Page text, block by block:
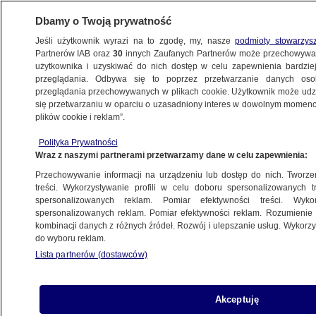
ŚWIAT
o "najważniejszym wniosku"
Oprac.Kamila Grenczyn
20.05.2026, 20:09
Posłuchaj artykułu
Czyta lektor AI
Dbamy o Twoją prywatność
Jeśli użytkownik wyrazi na to zgodę, my, naszepodmioty
Partnerów IAB oraz30 innych Zaufanych Partnerów może
użytkownika i uzyskiwać do nich dostęp w celu zapewnienia
przeglądania. Odbywa się to poprzez przetwarzanie danych
przeglądania przechowywanych w plikach cookie. Użytkownik może
się przetwarzaniu w oparciu o uzasadniony interes w dowolnym
plików cookie i reklam”.
Polityka Prywatności
Wraz z naszymi partnerami przetwarzamy dane w celu zapewnienia:
Przechowywanie informacji na urządzeniu lub dostęp do nich.
treści. Wykorzystywanie profili w celu doboru spersonalizowanych
spersonalizowanych reklam. Pomiar efektywności treści.
spersonalizowanych reklam. Pomiar efektywności reklam.
kombinacji danych z różnych źródeł. Rozwój i ulepszanie usług.
do wyboru reklam.
Lista partnerów (dostawców)
Akceptuję